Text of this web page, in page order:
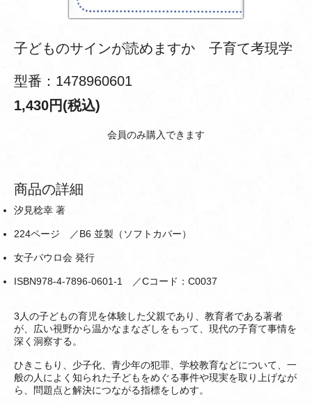
子どものサインが読めますか 子育て考現学
型番：1478960601
1,430円(税込)
会員のみ購入できます
商品の詳細
汐見稔幸 著
224ページ ／B6 並製（ソフトカバー）
女子パウロ会 発行
ISBN978-4-7896-0601-1 ／Cコード：C0037
3人の子どもの育児を体験した父親であり、教育者である著者
が、広い視野から温かなまなざしをもって、現代の子育て事情を
深く洞察する。
ひきこもり、少子化、青少年の犯罪、学校教育などについて、一
般の人によく知られた子どもをめぐる事件や現実を取り上げなが
ら、問題点と解決につながる指標をしめす。